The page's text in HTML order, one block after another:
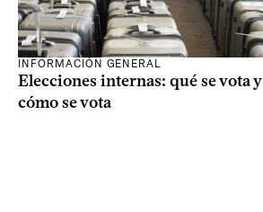
INFORMACIÓN GENERAL
Elecciones internas: qué se vota y
cómo se vota